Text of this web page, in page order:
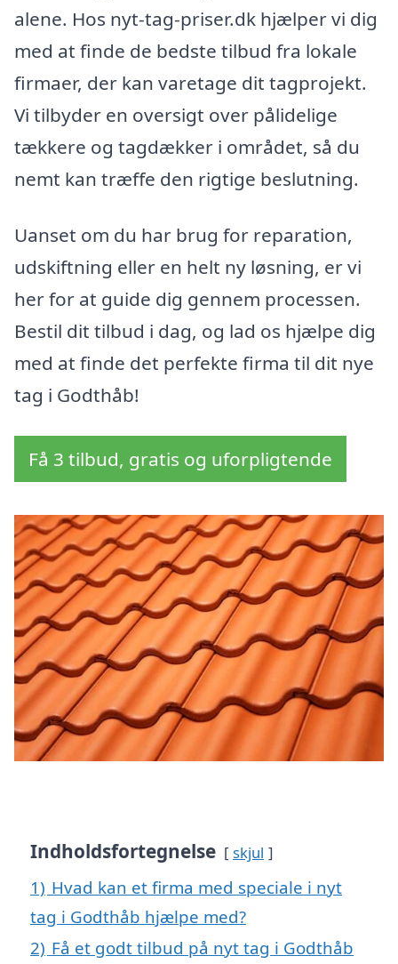
alene. Hos nyt-tag-priser.dk hjælper vi dig
med at finde de bedste tilbud fra lokale
firmaer, der kan varetage dit tagprojekt.
Vi tilbyder en oversigt over pålidelige
tækkere og tagdækker i området, så du
nemt kan træffe den rigtige beslutning.
Uanset om du har brug for reparation,
udskiftning eller en helt ny løsning, er vi
her for at guide dig gennem processen.
Bestil dit tilbud i dag, og lad os hjælpe dig
med at finde det perfekte firma til dit nye
tag i Godthåb!
Få 3 tilbud, gratis og uforpligtende
Indholdsfortegnelse skjul
1) Hvad kan et firma med speciale i nyt
tag i Godthåb hjælpe med?
2) Få et godt tilbud på nyt tag i Godthåb